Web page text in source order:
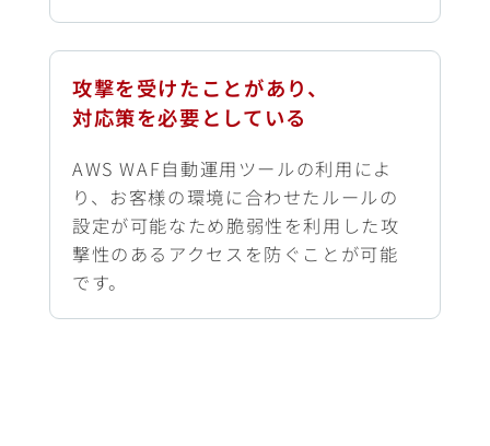
攻撃を受けたことがあり、
対応策を必要としている
AWS WAF自動運用ツールの利用によ
り、お客様の環境に合わせたルールの
設定が可能なため脆弱性を利用した攻
撃性のあるアクセスを防ぐことが可能
です。